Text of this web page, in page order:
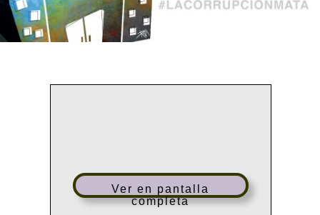
Ver en pantalla
completa